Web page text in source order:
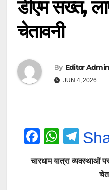
डीएम सख्त,
चेतावनी
By Editor Admin
JUN 4, 2026
F
c
W
at
T
e
चारधाम यात्रा व्यवस्थाओं